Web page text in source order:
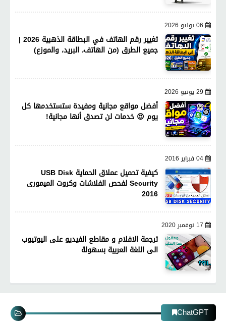
06 يوليو 2026
تغيير رقم الهاتف في البطاقة الذهبية 2026 |
جميع الطرق (من الهاتف، البريد، والموزع)
29 يونيو 2026
أفضل مواقع مجانية ومفيدة ستستخدمها كل
يوم 😍 خدمات لن تصدق أنها مجانية!
04 فبراير 2016
كيفية تحميل عملاق الحماية USB Disk
Security لفحص الفلاشات وكروت الميمورى
2016
17 نوفمبر 2020
ترجمة الافلام و مقاطع الفيديو على اليوتيوب
الى اللغة العربية بسهولة
ChatGPT